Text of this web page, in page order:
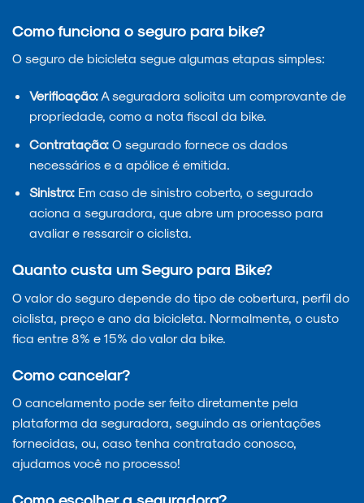
Como funciona o seguro para bike?
O seguro de bicicleta segue algumas etapas simples:
Verificação:A seguradora solicita um comprovante de
propriedade, como a nota fiscal da bike.
Contratação:O segurado fornece os dados
necessários e a apólice é emitida.
Sinistro:Em caso de sinistro coberto, o segurado
aciona a seguradora, que abre um processo para
avaliar e ressarcir o ciclista.
Quanto custa um Seguro para Bike?
O valor do seguro depende do tipo de cobertura, perfil do
ciclista, preço e ano da bicicleta. Normalmente, o custo
fica entre 8% e 15% do valor da bike.
Como cancelar?
O cancelamento pode ser feito diretamente pela
plataforma da seguradora, seguindo as orientações
fornecidas, ou, caso tenha contratado conosco,
ajudamos você no processo!
Como escolher a seguradora?